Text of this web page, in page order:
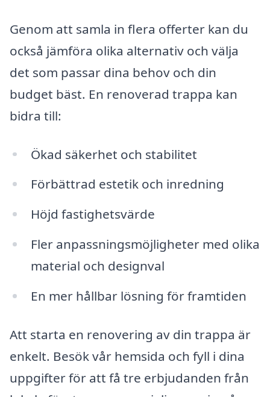
Genom att samla in flera offerter kan du
också jämföra olika alternativ och välja
det som passar dina behov och din
budget bäst. En renoverad trappa kan
bidra till:
Ökad säkerhet och stabilitet
Förbättrad estetik och inredning
Höjd fastighetsvärde
Fler anpassningsmöjligheter med olika
material och designval
En mer hållbar lösning för framtiden
Att starta en renovering av din trappa är
enkelt. Besök vår hemsida och fyll i dina
uppgifter för att få tre erbjudanden från